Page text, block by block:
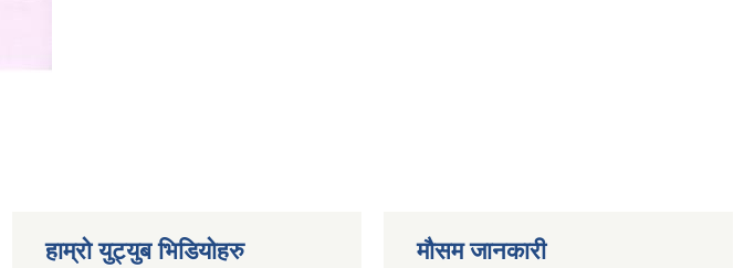
हाम्रो युट्युब भिडियोहरु मौसम जानकारी